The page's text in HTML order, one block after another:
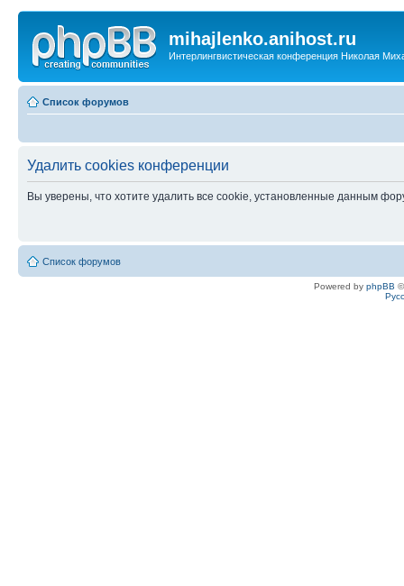
mihajlenko.anihost.ru
Интерлингвистическая конференция Николая
Список форумов
Удалить cookies конференции
Вы уверены, что хотите удалить все cookie, установленные данным
Список форумов
Powered by phpBB